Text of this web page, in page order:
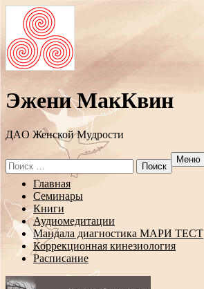
Эжени МакКвин
ДAO Женской Мудрости
Search
for:
Меню
Перейти
содержанию
Главная
Семинары
Книги
Аудиомедитации
Мандала диагностика МАРИ ТЕСТ
Коррекционная кинезиология
Расписание